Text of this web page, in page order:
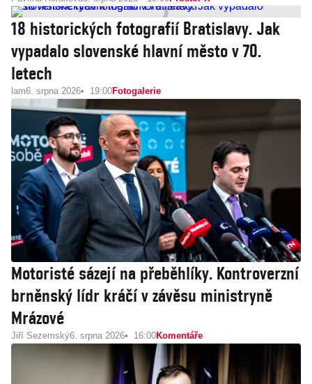
18 historických fotografií Bratislavy. Jak
vypadalo slovenské hlavní město v 70.
letech
lam6. srpna 2026 19:00Fotogalerie
Motoristé sázejí na přeběhlíky. Kontroverzní
brněnský lídr kráčí v závěsu ministryně
Mrázové
Jiří Sezemský6. srpna 2026 16:00Komentáře